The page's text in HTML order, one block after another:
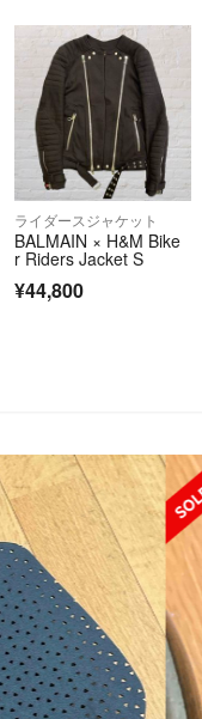
ライダースジャケット
BALMAIN × H&M Bike
r Riders Jacket S
¥44,800